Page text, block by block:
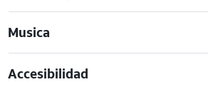
Musica
Accesibilidad